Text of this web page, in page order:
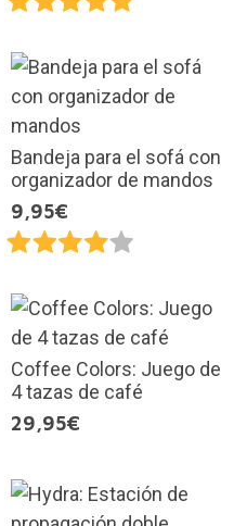
Bandeja para el sofá con
organizador de mandos
9,95€
Coffee Colors: Juego de
4 tazas de café
29,95€